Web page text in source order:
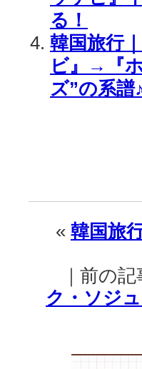
る！
韓国旅行
ビ』→『
ズ”の系譜♪
« 韓国旅
｜前の
ク・ソジ